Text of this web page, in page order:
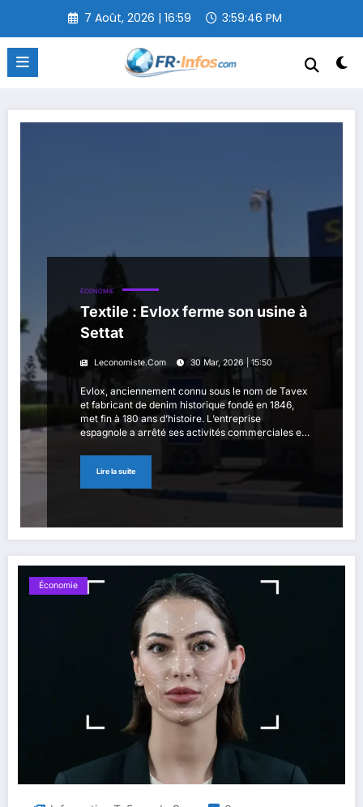
contenu
7 Août, 2026 | 16:59 3:59:47 PM
ÉCONOMIE
Textile : Evlox ferme son usine à
Settat
Leconomiste.com 30 Mar, 2026 | 15:50
Evlox, anciennement connu sous le nom de Tavex
et fabricant de denim historique fondé en 1846,
met fin à 180 ans d’histoire. L’entreprise
espagnole a arrêté ses activités commerciales et
spécialisée dans la mode, Modaes. Spécialisée
dans la fabrication de tissus denim, Evlox possède
une usine au Maroc, […]
Lire la suite
Économie